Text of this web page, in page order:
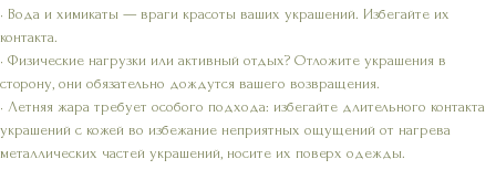
• Вода и химикаты — враги красоты ваших украшений. Избегайте их
контакта.
• Физические нагрузки или активный отдых? Отложите украшения в
сторону, они обязательно дождутся вашего возвращения.
• Летняя жара требует особого подхода: избегайте длительного контакта
украшений с кожей во избежание неприятных ощущений от нагрева
металлических частей украшений, носите их поверх одежды.